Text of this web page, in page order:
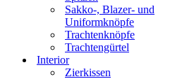
Sakko-, Blazer- und
Uniformknöpfe
Trachtenknöpfe
Trachtengürtel
Interior
Zierkissen